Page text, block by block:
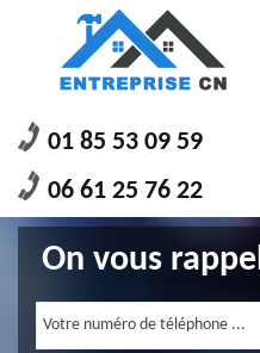
01 85 53 09 59
06 61 25 76 22
On vous